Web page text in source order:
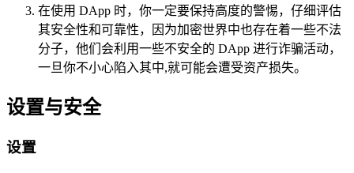
在使用 DApp 时，你一定要保持高度的警惕，仔细评估
其安全性和可靠性，因为加密世界中也存在着一些不法
分子，他们会利用一些不安全的 DApp 进行诈骗活动，
一旦你不小心陷入其中,就可能会遭受资产损失。
设置与安全
设置